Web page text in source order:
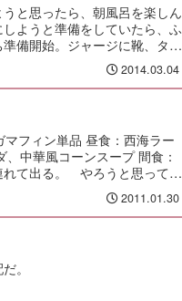
と思ったら、朝風呂を楽しん
ようと準備をしていたら、ふ
備開始。ジャージに靴、タオ
2014.03.04
フィン単品 昼食：西海ラー
中華風コーンスープ 間食：
れて出る。 やろうと思ってい
2011.01.30
。